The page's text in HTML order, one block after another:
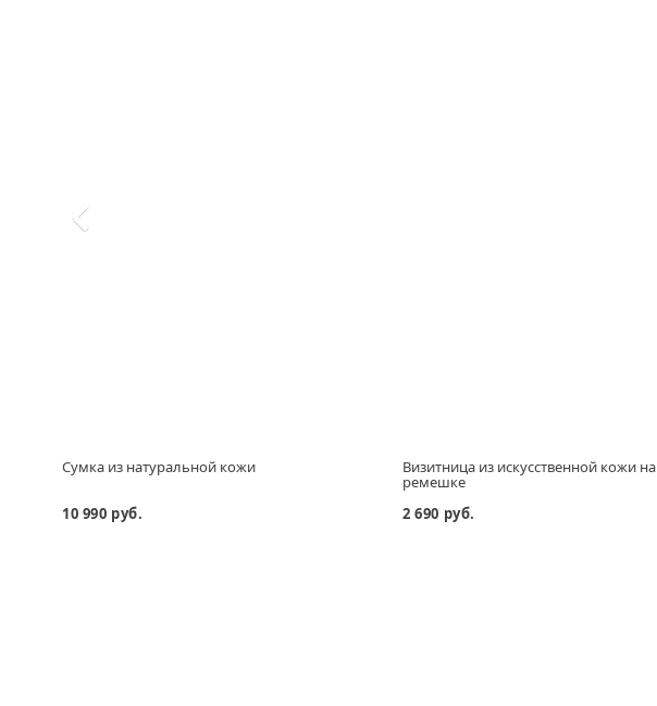
Сумка из натуральной кожи
10 990 руб.
Визитница из искусственной кожи на
ремешке
2 690 руб.